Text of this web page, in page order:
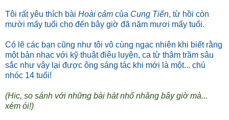
Tôi rất yêu thích bài Hoài cảm của Cung Tiến, từ hồi còn
mười mấy tuổi cho đến bây giờ đã năm mươi mấy tuổi.
Có lẽ các bạn cũng như tôi vô cùng ngạc nhiên khi biết rằng
một bản nhạc với kỹ thuật điêu luyện, ca từ thâm trầm sâu
sắc như vậy lại được ông sáng tác khi mới là một... chú
nhóc 14 tuổi!
(Hic, so sánh với những bài hát nhố nhăng bây giờ mà...
xém ói!)